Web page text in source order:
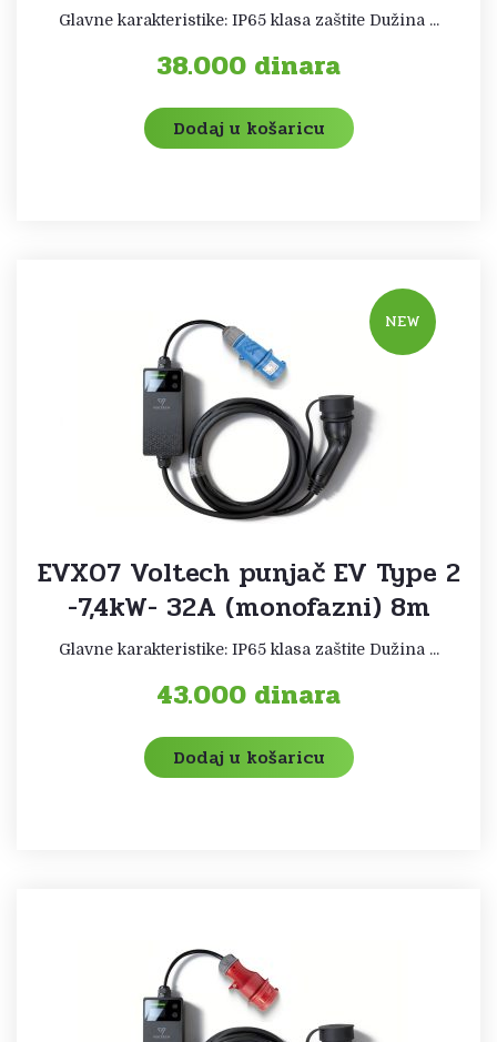
Glavne karakteristike: IP65 klasa zaštite Dužina ...
38.000 dinara
Dodaj u košaricu
NEW
EVX07 Voltech punjač EV Type 2
-7,4kW- 32A (monofazni) 8m
Glavne karakteristike: IP65 klasa zaštite Dužina ...
43.000 dinara
Dodaj u košaricu